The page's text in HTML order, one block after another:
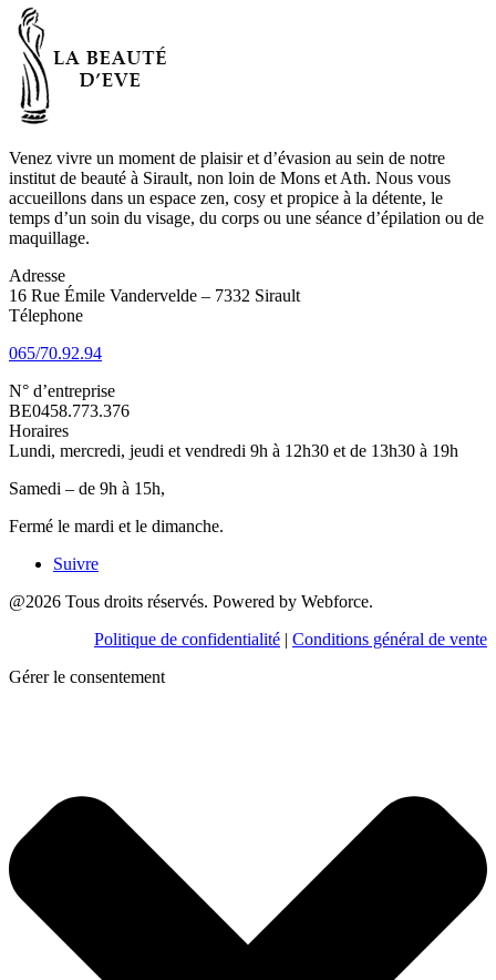
Venez vivre un moment de plaisir et d’évasion au sein de notre
institut de beauté à Sirault, non loin de Mons et Ath. Nous vous
accueillons dans un espace zen, cosy et propice à la détente, le
temps d’un soin du visage, du corps ou une séance d’épilation ou de
maquillage.
Adresse
16 Rue Émile Vandervelde – 7332 Sirault
Télephone
065/70.92.94
N° d’entreprise
BE0458.773.376
Horaires
Lundi, mercredi, jeudi et vendredi 9h à 12h30 et de 13h30 à 19h
Samedi – de 9h à 15h,
Fermé le mardi et le dimanche.
Suivre
@2026 Tous droits réservés. Powered by Webforce.
Politique de confidentialité | Conditions général de vente
Gérer le consentement